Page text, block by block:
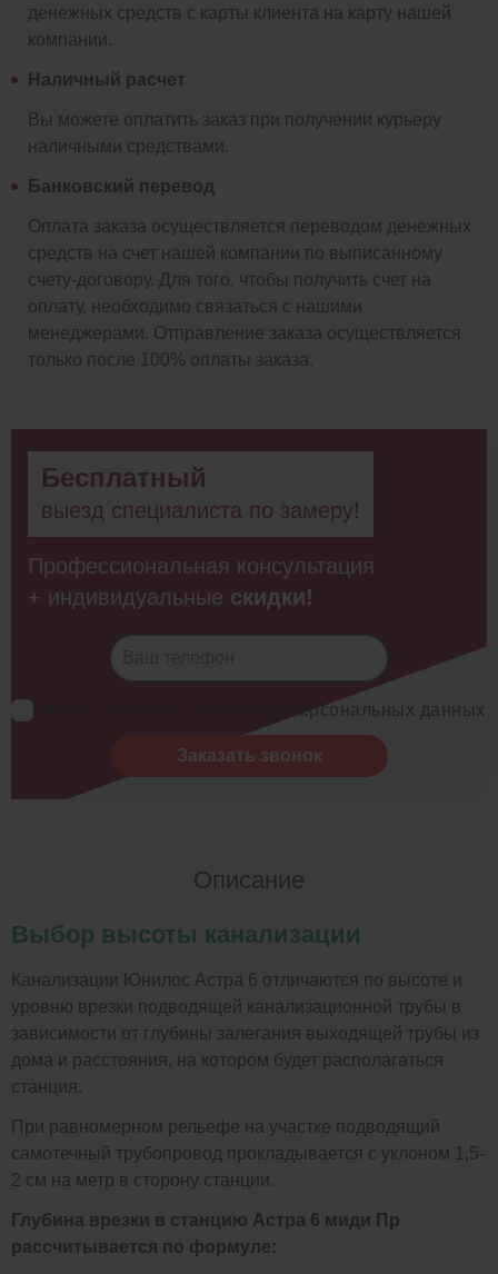
денежных средств с карты клиента на карту нашей
компании.
Наличный расчет
Вы можете оплатить заказ при получении курьеру
наличными средствами.
Банковский перевод
Оплата заказа осуществляется переводом денежных
средств на счет нашей компании по выписанному
счету-договору. Для того, чтобы получить счет на
оплату, необходимо связаться с нашими
менеджерами. Отправление заказа осуществляется
только после 100% оплаты заказа.
Бесплатный
выезд специалиста по замеру!
Профессиональная консультация
+ индивидуальные скидки!
Даю согласие на обработку персональных данных
Заказать звонок
Описание
Выбор высоты канализации
Канализации Юнилос Астра 6 отличаются по высоте и
уровню врезки подводящей канализационной трубы в
зависимости от глубины залегания выходящей трубы из
дома и расстояния, на котором будет располагаться
станция.
При равномерном рельефе на участке подводящий
самотечный трубопровод прокладывается с уклоном 1,5-
2 см на метр в сторону станции.
Глубина врезки в станцию Астра 6 миди Пр
рассчитывается по формуле: